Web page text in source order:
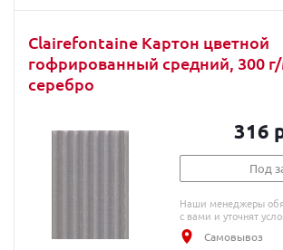
Clairefontaine Картон цветной
гофрированный средний, 300
серебро
316
Под
Наши менеджеры
с вами и уточнят
Самовывоз